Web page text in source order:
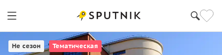
Не сезон Тематическая
Санкт-Петербург